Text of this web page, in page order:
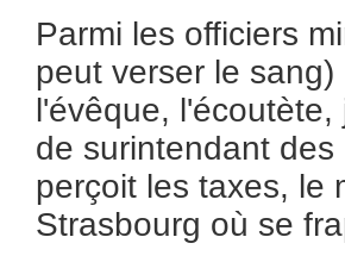
Parmi les officiers
peut verser le
l'évêque,
de surintendant
perçoit les taxes, le
Strasbourg où se